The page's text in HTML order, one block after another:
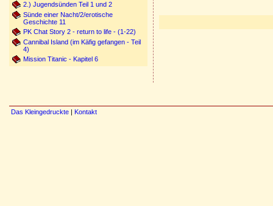
2.) Jugendsünden Teil 1 und 2
Sünde einer Nacht/2/erotische
Geschichte 11
PK Chat Story 2 - return to life - (1-22)
Cannibal Island (im Käfig gefangen - Teil
4)
Mission Titanic - Kapitel 6
Das Kleingedruckte | Kontakt